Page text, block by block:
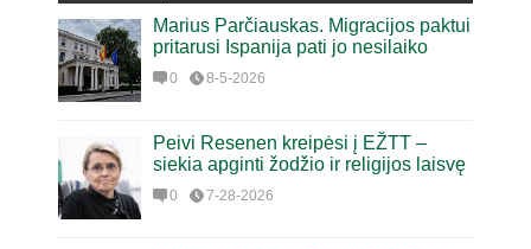
Marius Parčiauskas. Migracijos paktui
pritarusi Ispanija pati jo nesilaiko
0 8-5-2026
Peivi Resenen kreipėsi į EŽTT –
siekia apginti žodžio ir religijos laisvę
0 7-28-2026